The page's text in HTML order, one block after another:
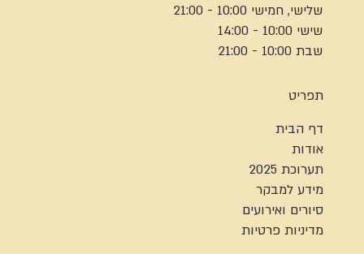
שלישי, חמישי 10:00 - 21:00
שישי 10:00 - 14:00
שבת 10:00 - 21:00
תפריט
דף הבית
אודות
תערוכת 2025
מידע למבקר
סיורים ואירועים
מדיניות פרטיות